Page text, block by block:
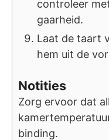
controleer
gaarheid.
Laat de taart
hem uit de
Notities
Zorg ervoor dat
binding.